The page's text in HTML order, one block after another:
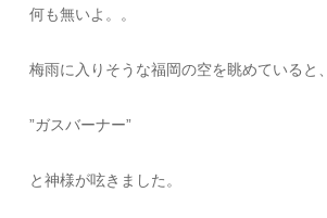
何も無いよ。。
梅雨に入りそうな福岡の空を眺めていると、
”ガスバーナー”
と神様が呟きました。